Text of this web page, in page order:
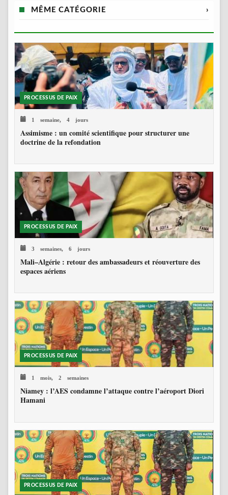
MÊME CATÉGORIE ›
PROCESSUS DE PAIX
1 semaine, 4 jours
Assimisme : un comité scientifique pour structurer une
doctrine de la refondation
PROCESSUS DE PAIX
3 semaines, 6 jours
Mali–Algérie : retour des ambassadeurs et réouverture des
espaces aériens
PROCESSUS DE PAIX
1 mois, 2 semaines
Niamey : l’AES condamne l’attaque contre l’aéroport Diori
Hamani
PROCESSUS DE PAIX